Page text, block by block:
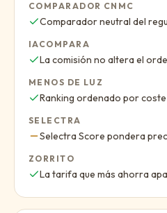
COMPARADOR CNMC
Sí:
Comparador neutral del
IACOMPARA
Sí:
La comisión no altera el
MENOS DE LUZ
Sí:
Ranking ordenado por
SELECTRA
Parcial:
Selectra Score pondera
ZORRITO
Sí:
La tarifa que más ahorra